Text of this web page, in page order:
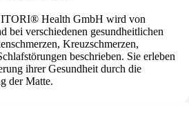
Health GmbH wird von
bei verschiedenen gesundheitlichen
Kreuzschmerzen,
beschrieben. Sie erleben
ihrer Gesundheit durch die
der Matte.